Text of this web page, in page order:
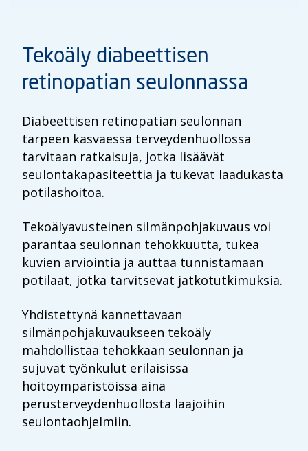
Tekoäly diabeettisen
retinopatian seulonnassa
Diabeettisen retinopatian seulonnan
tarpeen kasvaessa terveydenhuollossa
tarvitaan ratkaisuja, jotka lisäävät
seulontakapasiteettia ja tukevat laadukasta
potilashoitoa.
Tekoälyavusteinen silmänpohjakuvaus voi
parantaa seulonnan tehokkuutta, tukea
kuvien arviointia ja auttaa tunnistamaan
potilaat, jotka tarvitsevat jatkotutkimuksia.
Yhdistettynä kannettavaan
silmänpohjakuvaukseen tekoäly
mahdollistaa tehokkaan seulonnan ja
sujuvat työnkulut erilaisissa
hoitoympäristöissä aina
perusterveydenhuollosta laajoihin
seulontaohjelmiin.